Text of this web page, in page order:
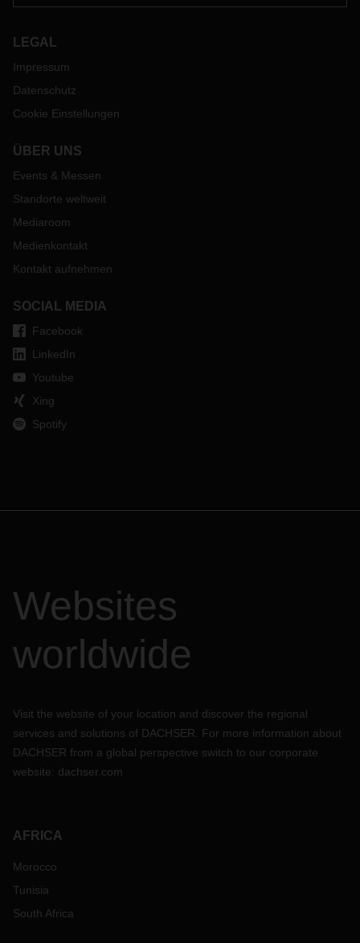
aufmerksam den weiteren Verlauf der Corona-Pandemie
und halten Sie über etwaige Entwicklungen sofort informiert.
Sollte es zu neuen Verladerestriktionen kommen, dann
Bei Fragen zum Thema wenden Sie sich bitte an Ihren
Niederlassung.
LEGAL
Impressum
Datenschutz
Cookie Einstellungen
ÜBER UNS
Events & Messen
Standorte weltweit
Mediaroom
Medienkontakt
Kontakt aufnehmen
SOCIAL MEDIA
Facebook
LinkedIn
Youtube
Xing
Spotify
Websites
worldwide
Visit the website of your location and discover the regional
services and solutions of DACHSER. For more information about
DACHSER from a global perspective switch to our corporate
website: dachser.com
AFRICA
Morocco
Tunisia
South Africa